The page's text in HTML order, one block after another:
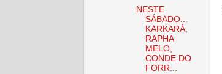
NESTE
SÁBADO...
KARKARÁ,
RAPHA
MELO,
CONDE DO
FORR...